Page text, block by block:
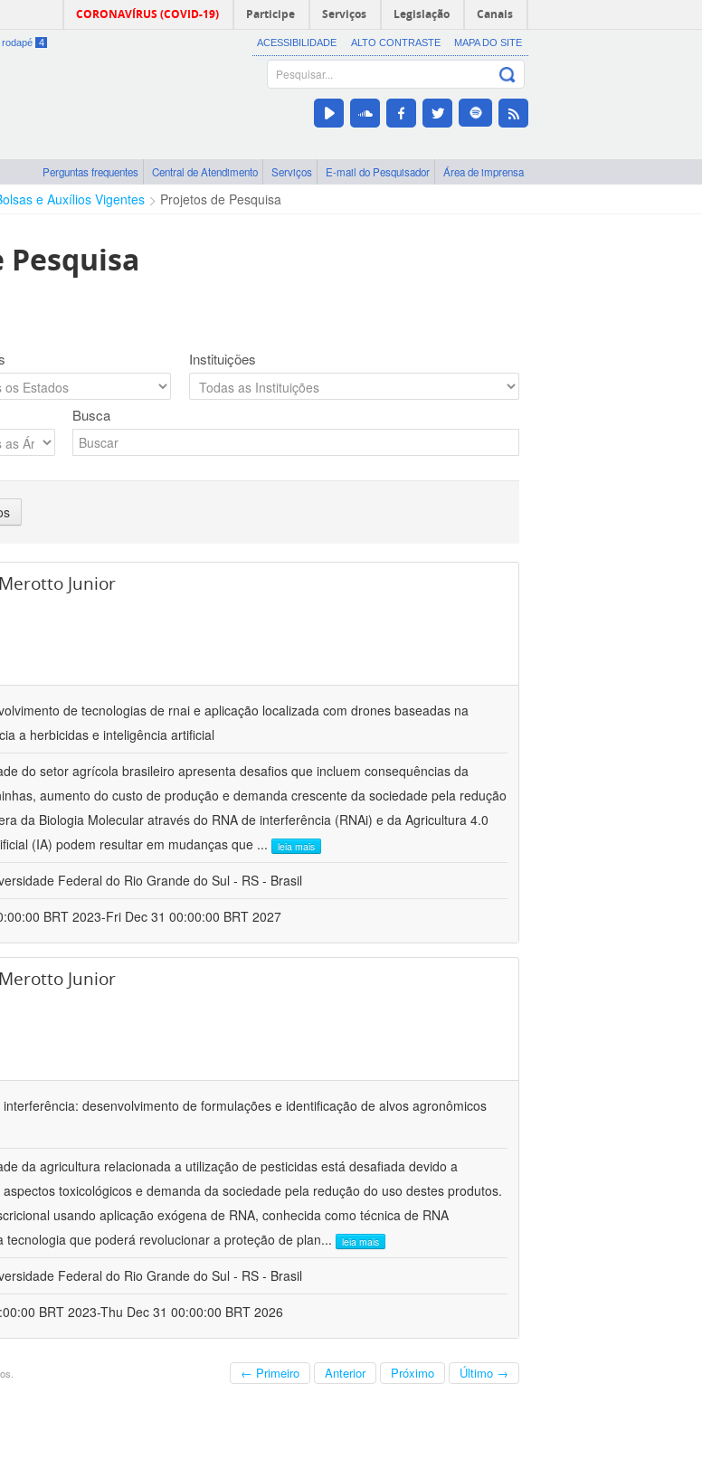
CORONAVÍRUS (COVID-19) Participe Serviços Legislação Canais
rodapé 4 ACESSIBILIDADE ALTO CONTRASTE MAPA DO SITE
Perguntas frequentes Central de Atendimento Serviços E-mail do Pesquisador Área de imprensa
e Auxílios Vigentes Projetos de Pesquisa
Instituições
Busca
Junior
de tecnologias de rnai e aplicação localizada com drones baseadas na
a herbicidas e inteligência artificial
do setor agrícola brasileiro apresenta desafios que incluem consequências da
aumento do custo de produção e demanda crescente da sociedade pela redução
da Biologia Molecular através do RNA de interferência (RNAi) e da Agricultura 4.0
(IA) podem resultar em mudanças que ... leia mais
Federal do Rio Grande do Sul - RS - Brasil
BRT 2023-Fri Dec 31 00:00:00 BRT 2027
Junior
interferência: desenvolvimento de formulações e identificação de alvos agronômicos
da agricultura relacionada a utilização de pesticidas está desafiada devido a
toxicológicos e demanda da sociedade pela redução do uso destes produtos.
usando aplicação exógena de RNA, conhecida como técnica de RNA
tecnologia que poderá revolucionar a proteção de plan... leia mais
Federal do Rio Grande do Sul - RS - Brasil
BRT 2023-Thu Dec 31 00:00:00 BRT 2026
← Primeiro Anterior Próximo Último →